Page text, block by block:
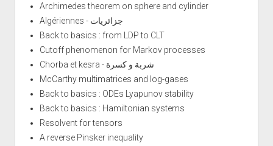
Archimedes theorem on sphere and cylinder
Algériennes - جزائريات
Back to basics : from LDP to CLT
Cutoff phenomenon for Markov processes
Chorba et kesra - شربة و كسرة
McCarthy multimatrices and log-gases
Back to basics : ODEs Lyapunov stability
Back to basics : Hamiltonian systems
Resolvent for tensors
A reverse Pinsker inequality